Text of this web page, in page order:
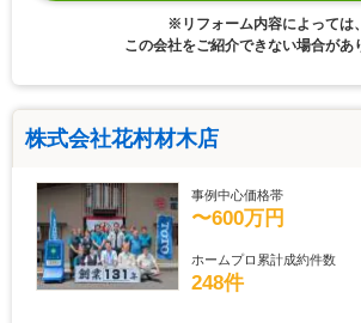
※リフォーム内容によっては、
この会社をご紹介できない場合があ
株式会社花村材木店
事例中心価格帯
〜600万円
ホームプロ累計成約件数
248件